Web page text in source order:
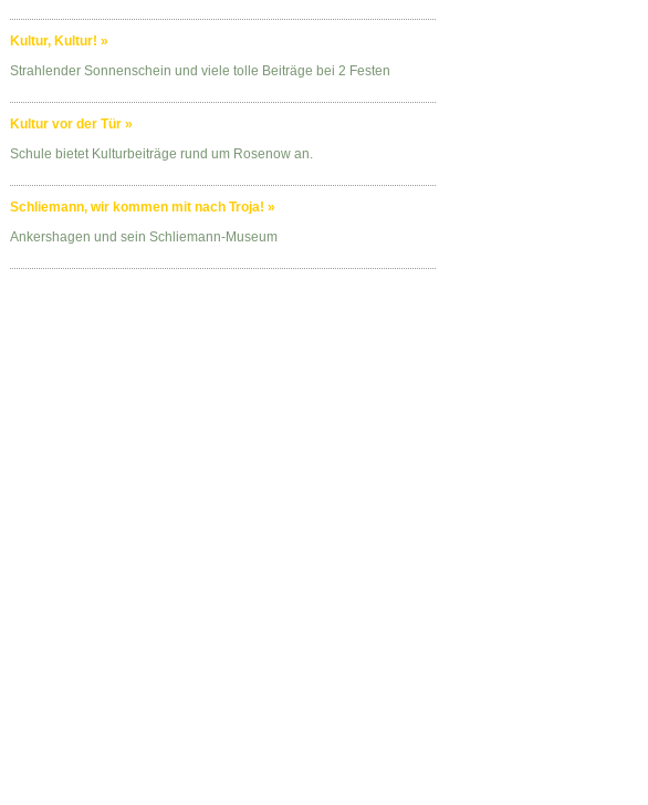
Kultur, Kultur! »
Strahlender Sonnenschein und viele tolle Beiträge bei 2 Festen
Kultur vor der Tür »
Schule bietet Kulturbeiträge rund um Rosenow an.
Schliemann, wir kommen mit nach Troja! »
Ankershagen und sein Schliemann-Museum